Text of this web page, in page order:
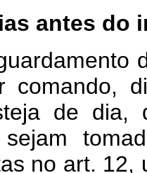
antes do
da
comando,
de dia,
no art. 12,